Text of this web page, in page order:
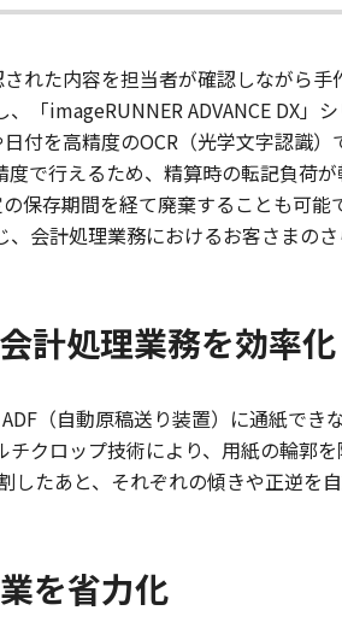
れた内容を担当者が確認しながら
「imageRUNNER ADVANCE DX」
付を高精度のOCR（光学文字認識
で行えるため、精算時の転記負荷
保存期間を経て廃棄することも可能
会計処理業務におけるお客さまの
計処理業務を効率化
（自動原稿送り装置）に通紙で
チクロップ技術により、用紙の輪郭
たあと、それぞれの傾きや正逆を
を省力化